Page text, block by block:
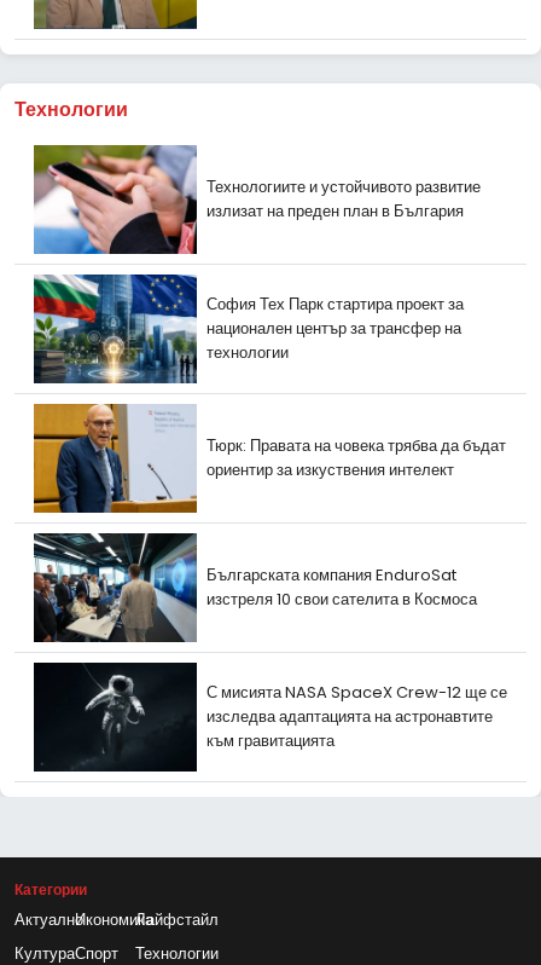
Технологии
Технологиите и устойчивото развитие
излизат на преден план в България
София Тех Парк стартира проект за
национален център за трансфер на
технологии
Тюрк: Правата на човека трябва да бъдат
ориентир за изкуствения интелект
Българската компания EnduroSat
изстреля 10 свои сателита в Космоса
С мисията NASA SpaceX Crew-12 ще се
изследва адаптацията на астронавтите
към гравитацията
Категории
АктуалноИкономикаЛайфстайл
КултураСпорт Технологии